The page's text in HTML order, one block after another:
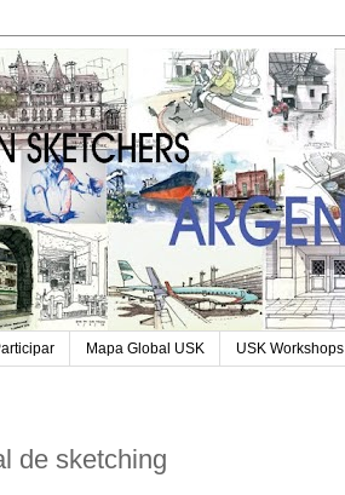
Mapa Global USK USK Workshops
de sketching